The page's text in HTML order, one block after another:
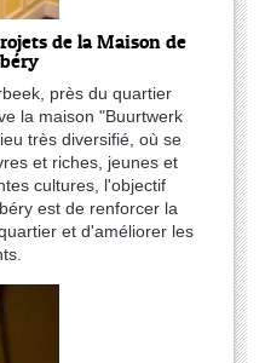
de la Maison de
près du quartier
la maison "Buurtwerk
très diversifié, où se
et riches, jeunes et
cultures, l'objectif
est de renforcer la
et d'améliorer les